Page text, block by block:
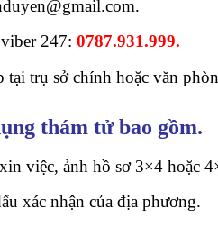
247: 0787.931.999.
tại trụ sở chính hoặc văn
thám tử bao gồm.
việc, ảnh hồ sơ 3×4 hoặc
xác nhận của địa phương.